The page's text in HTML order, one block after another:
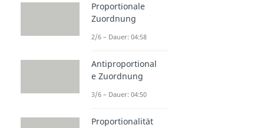
Proportionale
Zuordnung
2/6 – Dauer: 04:58
Antiproportional
e Zuordnung
3/6 – Dauer: 04:50
Proportionalität